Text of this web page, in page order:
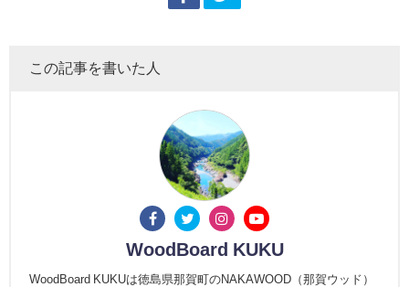
この記事を書いた人
WoodBoard KUKU
WoodBoard KUKUは徳島県那賀町のNAKAWOOD（那賀ウッド）